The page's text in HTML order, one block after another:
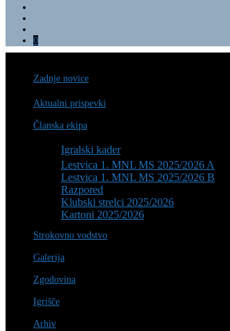
0
Zadnje novice
Aktualni prispevki
Članska ekipa
Igralski kader
Lestvica 1. MNL MS 2025/2026 A
Lestvica 1. MNL MS 2025/2026 B
Razpored
Klubski strelci 2025/2026
Kartoni 2025/2026
Strokovno vodstvo
Galerija
Zgodovina
Igrišče
Arhiv